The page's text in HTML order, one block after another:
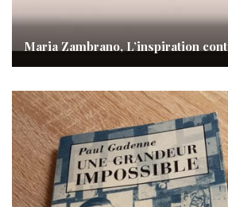
Maria Zambrano, L’inspiration